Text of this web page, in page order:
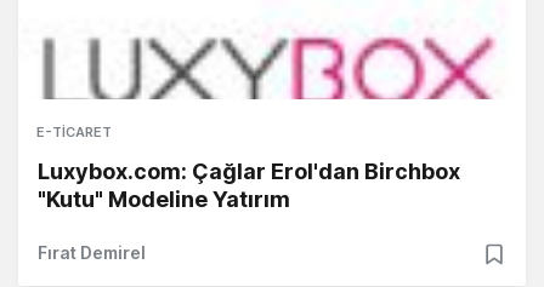
E-TICARET
Luxybox.com: Çağlar Erol'dan Birchbox
"Kutu" Modeline Yatırım
Fırat Demirel